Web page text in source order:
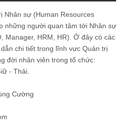
Nhân sự (Human Resources
những người quan tâm tới Nhân sự
Manager, HRM, HR). Ở đây có các
chi tiết trong lĩnh vực Quản trị
đời nhân viên trong tổ chức:
- Thải.
Cường